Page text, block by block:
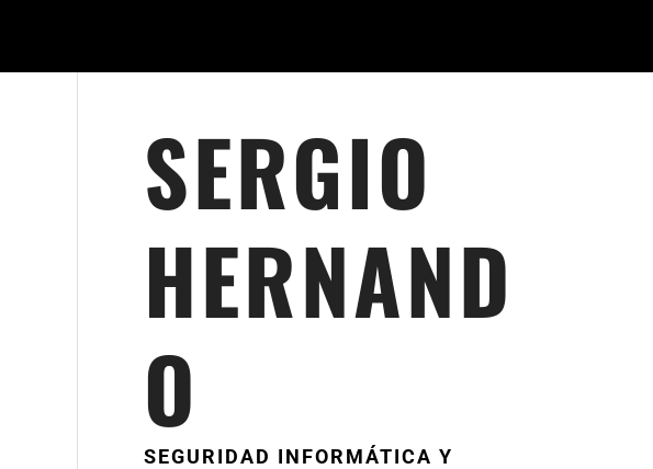
SERGIO
HERNAND
O
SEGURIDAD INFORMÁTICA Y